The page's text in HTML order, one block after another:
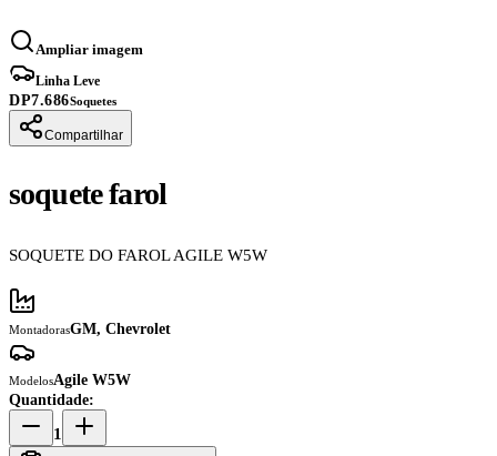
Ampliar imagem
Linha Leve
DP7.686Soquetes
Compartilhar
soquete farol
SOQUETE DO FAROL AGILE W5W
MontadorasGM, Chevrolet
ModelosAgile W5W
Quantidade:
1